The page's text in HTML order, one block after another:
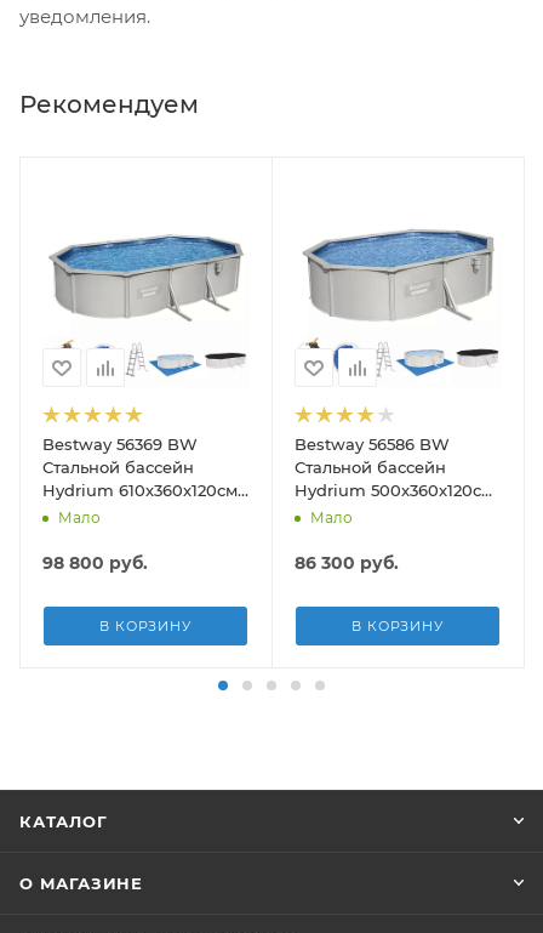
уведомления.
Рекомендуем
Bestway 56369 BW
Стальной бассейн
Hydrium 610х360х120см,
19929л, песч.фил.-нас
подст.
Мало
98 800 руб.
В КОРЗИНУ
Bestway 56586 BW
Стальной бассейн
Hydrium 500х360х120см,
16296л, песч.фил.-нас
подст, попл.-доз
Мало
86 300 руб.
В КОРЗИНУ
КАТАЛОГ
О МАГАЗИНЕ